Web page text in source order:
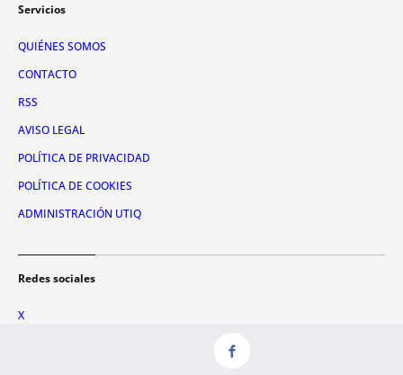
Servicios
QUIÉNES SOMOS
CONTACTO
RSS
AVISO LEGAL
POLÍTICA DE PRIVACIDAD
POLÍTICA DE COOKIES
ADMINISTRACIÓN UTIQ
Redes sociales
X